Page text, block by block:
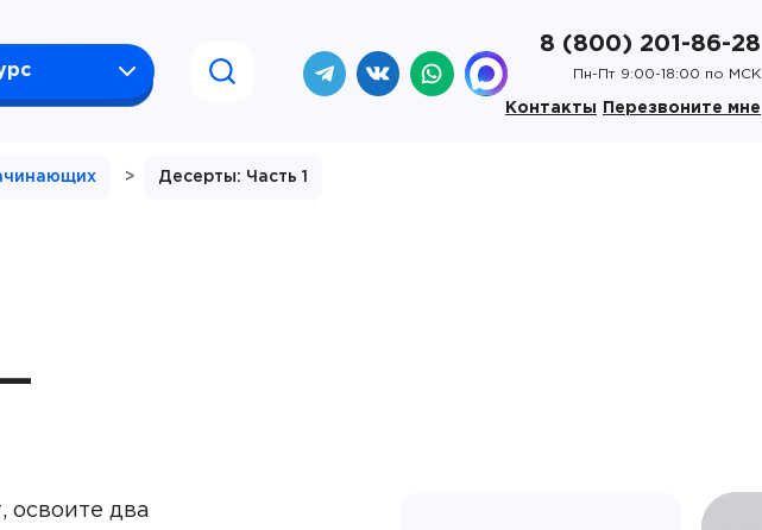
8 (800) 201-86-28
Пн-Пт 9:00-18:00 по МСК
Контакты Перезвоните мне
> Десерты: Часть 1
освоите два